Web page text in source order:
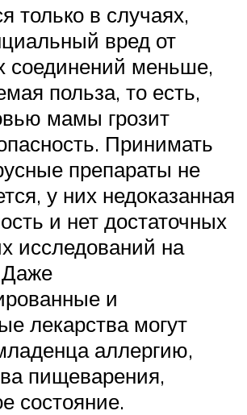
только в случаях,
вред от
соединений меньше,
польза, то есть,
мамы грозит
Принимать
препараты не
у них недоказанная
и нет достаточных
исследований на
и
лекарства могут
аллергию,
пищеварения,
состояние.